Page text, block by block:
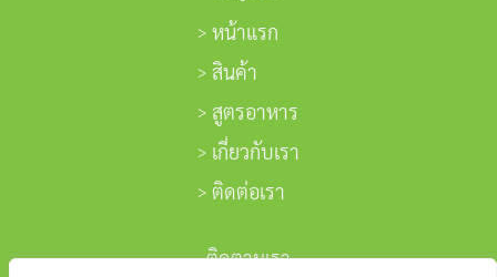
หน้าแรก
สินค้า
สูตรอาหาร
เกี่ยวกับเรา
ติดต่อเรา
ติดตามเรา